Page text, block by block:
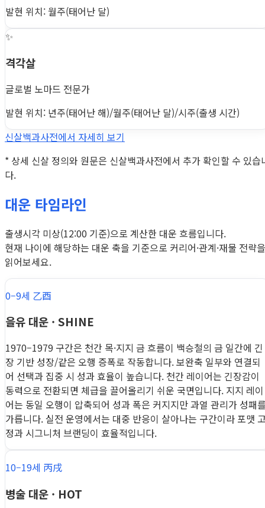
발현 위치: 월주(태어난 달)
✨
격각살
글로벌 노마드 전문가
발현 위치: 년주(태어난 해)/월주(태어난 달)/시주(출생 시간)
신살백과사전에서 자세히 보기
* 상세 신살 정의와 원문은 신살백과사전에서 추가 확인할 수 있습
다.
대운 타임라인
출생시각 미상(12:00 기준)으로 계산한 대운 흐름입니다.
현재 나이에 해당하는 대운 축을 기준으로 커리어·관계·재물 전략을
읽어보세요.
0–9세 乙酉
을유 대운 · SHINE
1970–1979 구간은 천간 목·지지 금 흐름이 백승철의 금 일간에 긴
장 기반 성장/같은 오행 증폭로 작동합니다. 보완축 일부와 연결되
어 선택과 집중 시 성과 효율이 높습니다. 천간 레이어는 긴장감이
동력으로 전환되면 체급을 끌어올리기 쉬운 국면입니다. 지지 레이
어는 동일 오행이 압축되어 성과 폭은 커지지만 과열 관리가 성패
가릅니다. 실전 운영에서는 대중 반응이 살아나는 구간이라 포맷
정과 시그니처 브랜딩이 효율적입니다.
10–19세 丙戌
병술 대운 · HOT